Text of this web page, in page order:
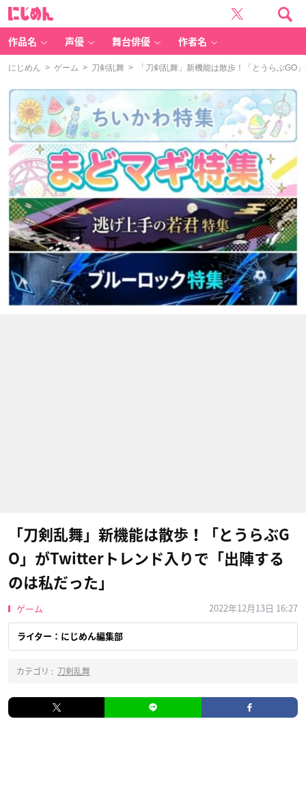
作品名 声優 舞台俳優 作者名
にじめん > ゲーム > 刀剣乱舞 > 「刀剣乱舞」新機能は散歩！「とうらぶGO
「刀剣乱舞」新機能は散歩！「とうらぶG
O」がTwitterトレンド入りで「出陣する
のは私だった」
ゲーム 2022年12月13日 16:27
ライター：にじめん編集部
カテゴリ : 刀剣乱舞